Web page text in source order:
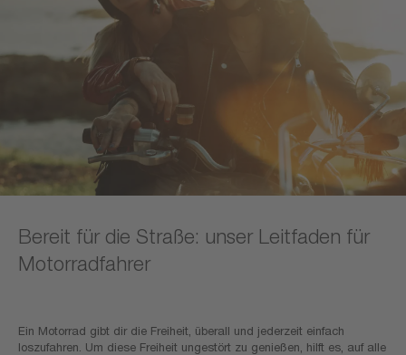
Bereit für die Straße: unser Leitfaden für
Motorradfahrer
Ein Motorrad gibt dir die Freiheit, überall und jederzeit einfach
loszufahren. Um diese Freiheit ungestört zu genießen, hilft es, auf alle